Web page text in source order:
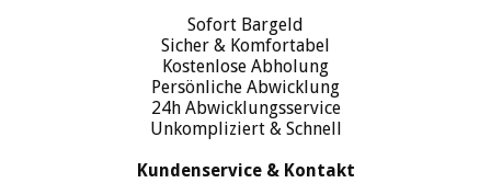
Sofort Bargeld
Sicher & Komfortabel
Kostenlose Abholung
Persönliche Abwicklung
24h Abwicklungsservice
Unkompliziert & Schnell
Kundenservice & Kontakt